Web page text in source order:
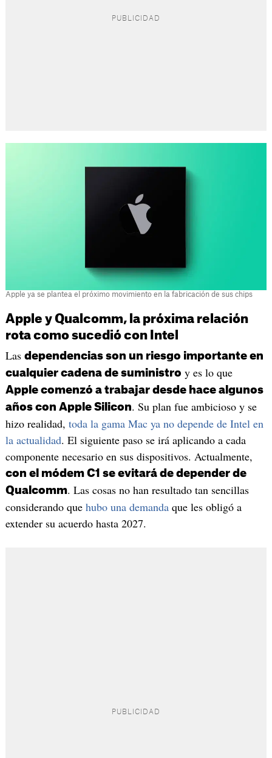
Apple ya se plantea el próximo movimiento en la fabricación de sus chips
Apple y Qualcomm, la próxima relación
rota como sucedió con Intel
Las dependencias son un riesgo importante en
cualquier cadena de suministro y es lo que
Apple comenzó a trabajar desde hace algunos
años con Apple Silicon. Su plan fue ambicioso y se
hizo realidad, toda la gama Mac ya no depende de Intel en
la actualidad. El siguiente paso se irá aplicando a cada
componente necesario en sus dispositivos. Actualmente,
con el módem C1 se evitará de depender de
Qualcomm. Las cosas no han resultado tan sencillas
considerando que hubo una demandaque les obligó a
extender su acuerdo hasta 2027.